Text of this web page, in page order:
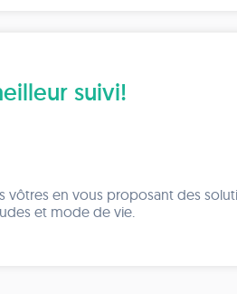
suivi!
vôtres en vous proposant des
et mode de vie.